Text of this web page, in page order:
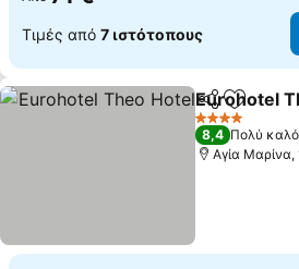
Τιμές από 7 ιστότοπους
Κοινοποίηση
Eurohotel
4 Αστέρια
8,4 Πολύ καλό
Αγία